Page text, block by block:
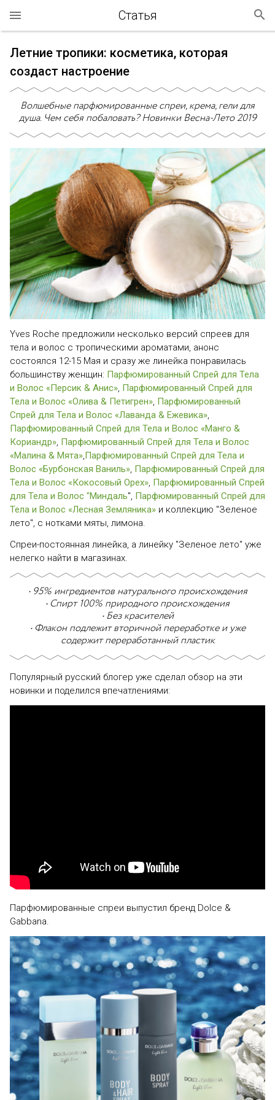
Статья
Летние тропики: косметика, которая
создаст настроение
Волшебные парфюмированные спреи, крема, гели для
душа. Чем себя побаловать? Новинки Весна-Лето 2019
Yves Roche предложили несколько версий спреев для
тела и волос с тропическими ароматами, анонс
состоялся 12-15 Мая и сразу же линейка понравилась
большинству женщин: Парфюмированный Спрей для Тела
и Волос «Персик & Анис», Парфюмированный Спрей для
Тела и Волос «Олива & Петигрен», Парфюмированный
Спрей для Тела и Волос «Лаванда & Ежевика»,
Парфюмированный Спрей для Тела и Волос «Манго &
Кориандр», Парфюмированный Спрей для Тела и Волос
«Малина & Мята»,Парфюмированный Спрей для Тела и
Волос «Бурбонская Ваниль», Парфюмированный Спрей для
Тела и Волос «Кокосовый Орех», Парфюмированный Спрей
для Тела и Волос "Миндаль", Парфюмированный Спрей для
Тела и Волос «Лесная Земляника» и коллекцию "Зеленое
лето", с нотками мяты, лимона.
Спреи-постоянная линейка, а линейку "Зеленое лето" уже
нелегко найти в магазинах.
• 95% ингредиентов натурального происхождения
• Спирт 100% природного происхождения
• Без красителей
• Флакон подлежит вторичной переработке и уже
содержит переработанный пластик
Популярный русский блогер уже сделал обзор на эти
новинки и поделился впечатлениями:
Парфюмированные спреи выпустил бренд Dolce &
Gabbana.